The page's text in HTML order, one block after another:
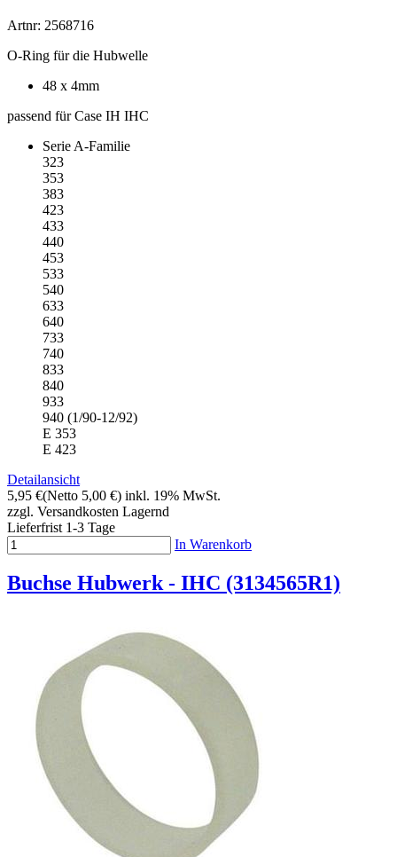
Artnr: 2568716
O-Ring für die Hubwelle
48 x 4mm
passend für Case IH IHC
Serie A-Familie
323
353
383
423
433
440
453
533
540
633
640
733
740
833
840
933
940 (1/90-12/92)
E 353
E 423
Detailansicht
5,95 €(Netto 5,00 €) inkl. 19% MwSt.
zzgl. Versandkosten Lagernd
Lieferfrist 1-3 Tage
In Warenkorb
Buchse Hubwerk - IHC (3134565R1)